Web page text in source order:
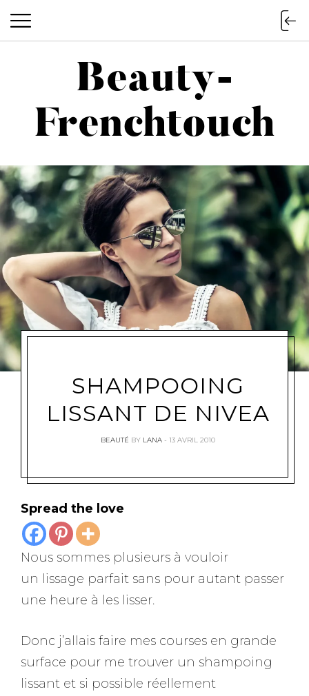
Beauty-Frenchtouch
Beauty-
Frenchtouch
SHAMPOOING
LISSANT DE NIVEA
BEAUTÉ BY LANA 13 AVRIL 2010
Spread the love
Nous sommes plusieurs à vouloir
un lissage parfait sans pour autant passer
une heure à les lisser.
Donc j’allais faire mes courses en grande
surface pour me trouver un shampoing
lissant et si possible réellement